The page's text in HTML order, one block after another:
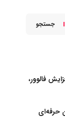
جستجو
فالوور،
حرفه‌ای